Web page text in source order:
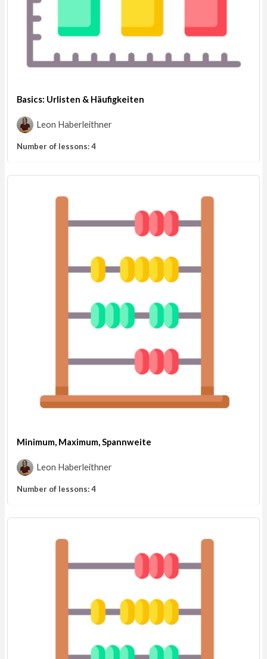
Basics: Urlisten & Häufigkeiten
Leon Haberleithner
Number of lessons:4
Minimum, Maximum, Spannweite
Leon Haberleithner
Number of lessons:4